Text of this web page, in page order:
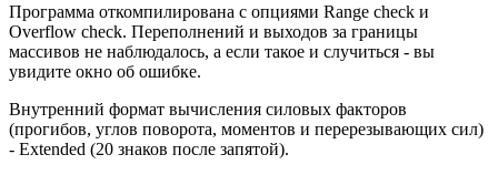
Программа откомпилирована с опциями Range check и
Overflow check. Переполнений и выходов за границы
массивов не наблюдалось, а если такое и случиться - вы
увидите окно об ошибке.
Внутренний формат вычисления силовых факторов
(прогибов, углов поворота, моментов и перерезывающих сил)
- Extended (20 знаков после запятой).